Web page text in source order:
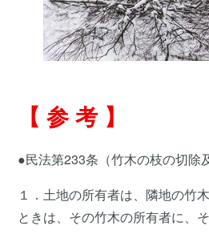
【 参 考 】
●民法第233条（竹木の枝の切除
１．土地の所有者は、隣地の竹
ときは、その竹木の所有者に、